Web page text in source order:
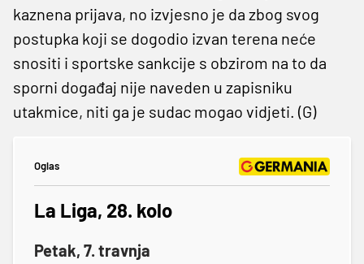
kaznena prijava, no izvjesno je da zbog svog
postupka koji se dogodio izvan terena neće
snositi i sportske sankcije s obzirom na to da
sporni događaj nije naveden u zapisniku
utakmice, niti ga je sudac mogao vidjeti. (G)
Oglas
La Liga, 28. kolo
Petak, 7. travnja